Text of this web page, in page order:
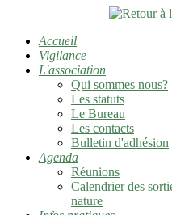
Accueil
Vigilance
L'association
Qui sommes nous?
Les statuts
Le Bureau
Les contacts
Bulletin d'adhésion
Agenda
Réunions
Calendrier des
nature